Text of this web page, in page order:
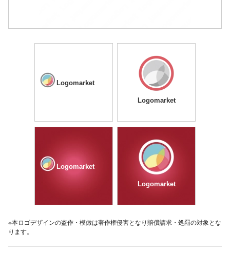
Logomarket
Logomarket
Logomarket
Logomarket
※本ロゴデザインの盗作・模倣は著作権侵害となり賠償請求・処罰の対象とな
ります。